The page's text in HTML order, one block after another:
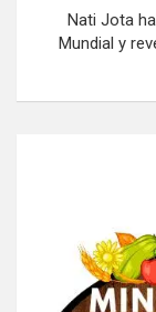
Nati Jota
Mundial y